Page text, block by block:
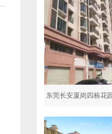
东莞长安厦岗四栋花
园》封闭